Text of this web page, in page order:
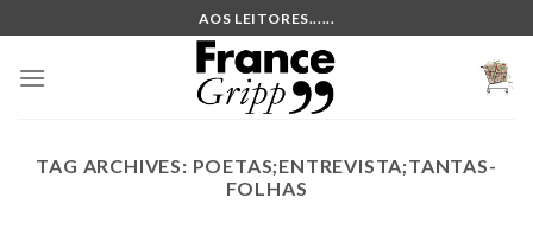
to
content
AOS LEITORES......
TAG ARCHIVES: POETAS;ENTREVISTA;TANTAS-
FOLHAS